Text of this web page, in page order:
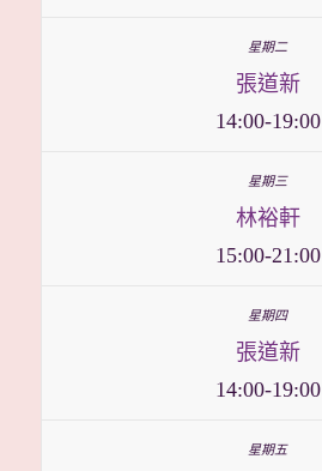
張道新
14:00-19:00
林裕軒
15:00-21:00
張道新
14:00-19:00